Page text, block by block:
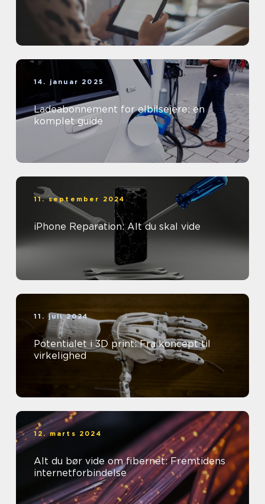
14. januar 2025
Ladeabonnement for elbilsejere: en
komplet guide
11. september 2024
iPhone Reparation: Alt du skal vide
11. juli 2024
Potentialet i 3D print: Fra koncept til
virkelighed
12. marts 2024
Alt du bør vide om fibernet: Fremtidens
internetforbindelse